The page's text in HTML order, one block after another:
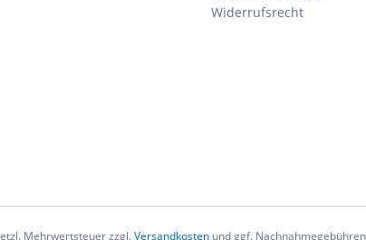
Widerrufsrecht
Mehrwertsteuer zzgl.Versandkostenund ggf.